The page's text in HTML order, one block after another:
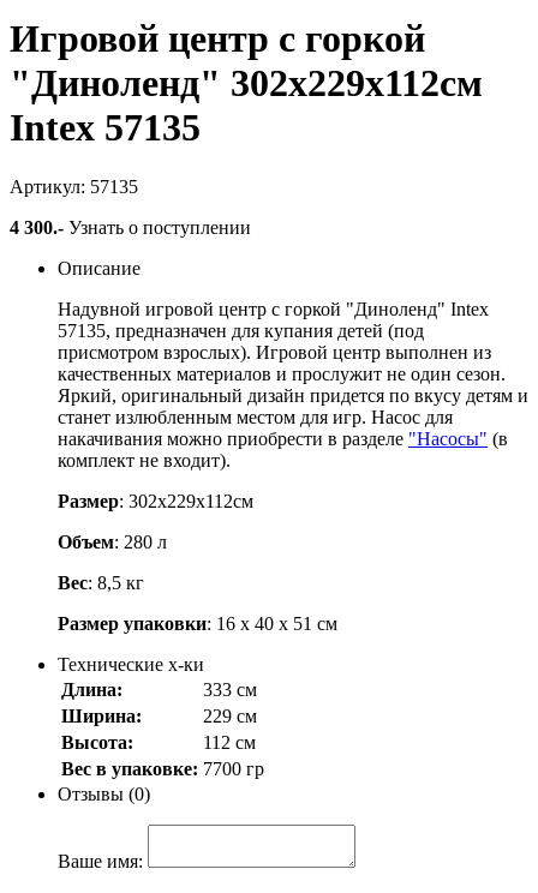
Игровой центр с горкой
"Диноленд" 302х229х112см
Intex 57135
Артикул: 57135
4 300.- Узнать о поступлении
Описание
Надувной игровой центр с горкой "Диноленд" Intex
57135, предназначен для купания детей (под
присмотром взрослых). Игровой центр выполнен из
качественных материалов и прослужит не один сезон.
Яркий, оригинальный дизайн придется по вкусу детям и
станет излюбленным местом для игр. Насос для
накачивания можно приобрести в разделе "Насосы" (в
комплект не входит).
Размер: 302х229х112см
Объем: 280 л
Вес: 8,5 кг
Размер упаковки: 16 х 40 х 51 см
Технические х-ки
Длина:
333 см
Ширина:
229 см
Высота:
112 см
Вес в упаковке: 7700 гр
Отзывы (0)
Ваше имя: